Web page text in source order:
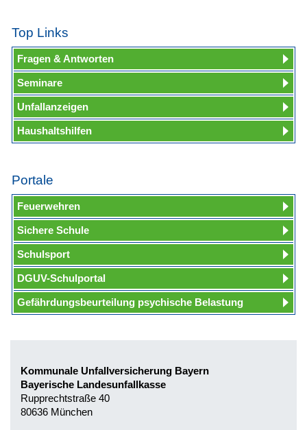
Top Links
Fragen & Antworten
Seminare
Unfallanzeigen
Haushaltshilfen
Portale
Feuerwehren
Sichere Schule
Schulsport
DGUV-Schulportal
Gefährdungsbeurteilung psychische Belastung
Kommunale Unfallversicherung Bayern
Bayerische Landesunfallkasse
Rupprechtstraße 40
80636 München